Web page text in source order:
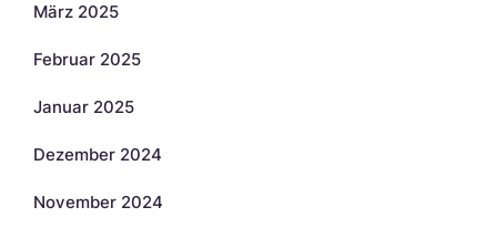
März 2025
Februar 2025
Januar 2025
Dezember 2024
November 2024